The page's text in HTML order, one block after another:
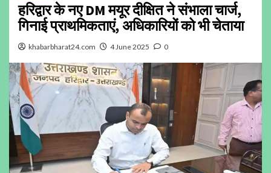
हरिद्वार के नए DM मयूर दीक्षित ने संभाला चार्ज,
गिनाई प्राथमिकताएं, अधिकारियों को भी चेताया
khabarbharat24.com 4 June 2025 0